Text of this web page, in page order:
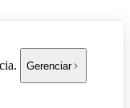
Gerenciar